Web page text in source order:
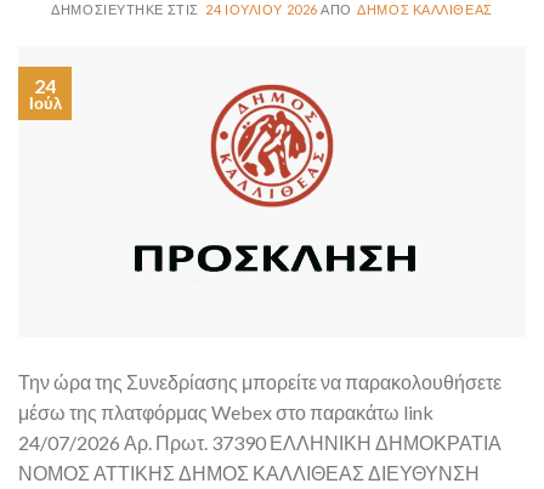
24 ΙΟΥΛΊΟΥ 2026 ΔΉΜΟΣ ΚΑΛΛΙΘΈΑΣ
24
Ιούλ
Την ώρα της Συνεδρίασης μπορείτε να παρακολουθήσετε
μέσω της πλατφόρμας Webex στο παρακάτω link
24/07/2026 Αρ. Πρωτ. 37390 ΕΛΛΗΝΙΚΗ ΔΗΜΟΚΡΑΤΙΑ
ΝΟΜΟΣ ΑΤΤΙΚΗΣ ΔΗΜΟΣ ΚΑΛΛΙΘΕΑΣ ΔΙΕΥΘΥΝΣΗ